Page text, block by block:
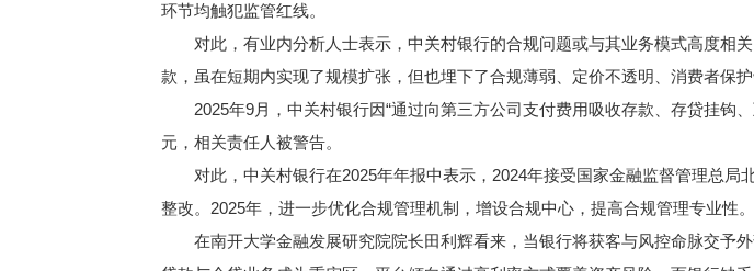
环节均触犯监管红线。
对此，有业内分析人士表示，中关村银行的合规问题或与其业务模式高度相
款，虽在短期内实现了规模扩张，但也埋下了合规薄弱、定价不透明、消费者保护
2025年9月，中关村银行因“通过向第三方公司支付费用吸收存款、存贷挂钩
元，相关责任人被警告。
对此，中关村银行在2025年年报中表示，2024年接受国家金融监督管理总局
整改。2025年，进一步优化合规管理机制，增设合规中心，提高合规管理专业性。
在南开大学金融发展研究院院长田利辉看来，当银行将获客与风控命脉交予